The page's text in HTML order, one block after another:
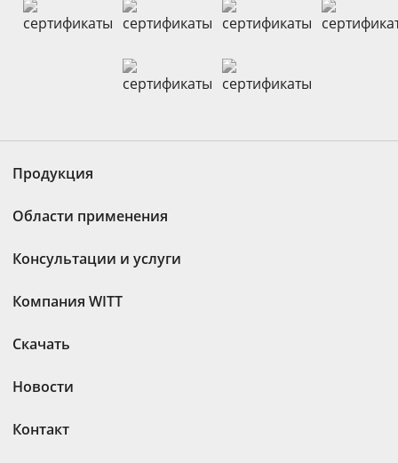
Продукция
Области применения
Консультации и услуги
Компания WITT
Скачать
Новости
Контакт